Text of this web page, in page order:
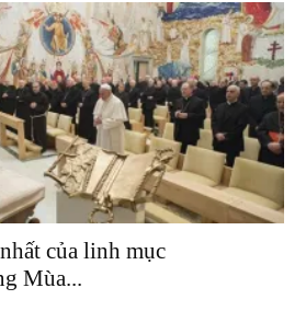
của linh mục
Mùa...